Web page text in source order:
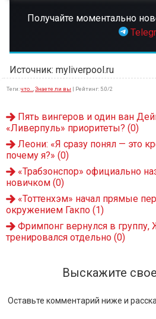
Получайте моментально
Источник: myliverpool.ru
Теги:что... Знаете ли вы | Рейтинг: 5.0/2
Пять вингеров и один ван
«Ливерпуль» приоритеты? (0)
Леони: «Я сразу понял — это
почему я?» (0)
«Трабзонспор» официально
новичком (0)
«Тоттенхэм» начал прямые
окружением Гакпо (1)
Фримпонг вернулся в группу,
тренировался отдельно (0)
Выскажите
Оставьте комментарий ниже и